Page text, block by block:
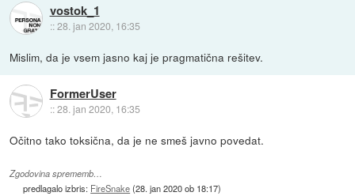
vostok_1
::28. jan 2020, 16:35
Mislim, da je vsem jasno kaj je pragmatična rešitev.
FormerUser
::28. jan 2020, 16:35
Očitno tako toksična, da je ne smeš javno povedat.
Zgodovina sprememb…
predlagalo izbris: FireSnake(28. jan 2020 ob 18:17)